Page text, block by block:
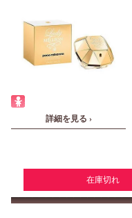
詳細を見る ›
在庫切れ